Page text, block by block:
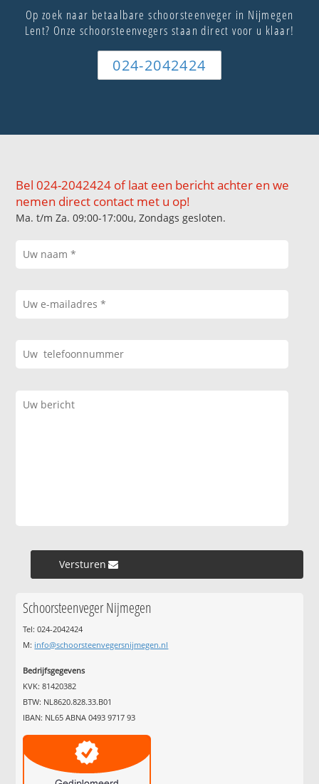
Op zoek naar betaalbare schoorsteenveger in Nijmegen
Lent? Onze schoorsteenvegers staan direct voor u klaar!
024-2042424
Bel 024-2042424 of laat een bericht achter en we
nemen direct contact met u op!
Ma. t/m Za. 09:00-17:00u, Zondags gesloten.
Versturen »
Schoorsteenveger Nijmegen
Tel: 024-2042424
M: info@schoorsteenvegersnijmegen.nl
Bedrijfsgegevens
KVK: 81420382
BTW: NL8620.828.33.B01
IBAN: NL65 ABNA 0493 9717 93